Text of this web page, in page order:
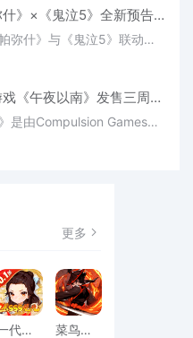
《战双帕弥什》×《鬼泣5》全新预告：V哥邪魅一笑太销魂！(百度贴吧战双帕弥什)
手游《战双帕弥什》与《鬼泣5》联动版本【幻寂鸣泣曲】即将在5月22日开启，但丁和维吉尔这对“相爱相杀”的兄弟俩将会作为联动角色加入游戏中，今日官方公开了一则全新的联动预告PV「启幕」，展示了游戏角色“阿尔法”和V哥对打的
动作冒险游戏《午夜以南》发售三周玩家数突破一百万人(动作冒险的游戏有哪些)
《午夜以南》是由Compulsion Games开发的第三人称动作冒险游戏，于2025年4月8日正式发售，登陆了Xbox Series X|S主机及PC平台，并
更多
一代掌门（内置0.1折送SSS龙儿）最新版本 菜鸟小忍者（优选）